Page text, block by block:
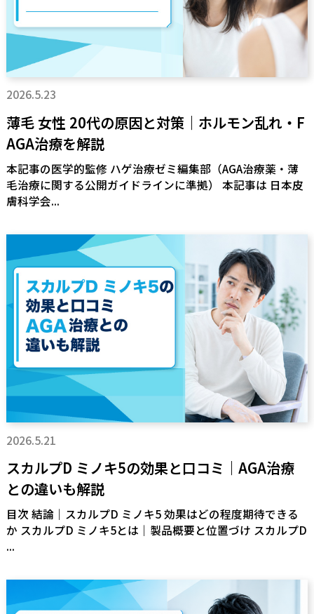
2026.5.23
薄毛 女性 20代の原因と対策｜ホルモン乱れ・F
AGA治療を解説
本記事の医学的監修 ハゲ治療ゼミ編集部（AGA治療薬・薄
毛治療に関する公開ガイドラインに準拠） 本記事は 日本皮
膚科学会...
2026.5.21
スカルプD ミノキ5の効果と口コミ｜AGA治療
との違いも解説
目次 結論｜スカルプD ミノキ5 効果はどの程度期待できる
か スカルプD ミノキ5とは｜製品概要と位置づけ スカルプD
...